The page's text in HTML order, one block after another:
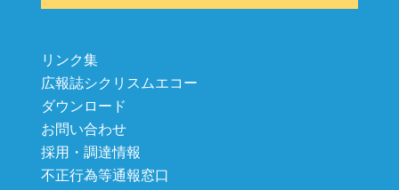
リンク集
広報誌シクリスムエコー
ダウンロード
お問い合わせ
採用・調達情報
不正行為等通報窓口